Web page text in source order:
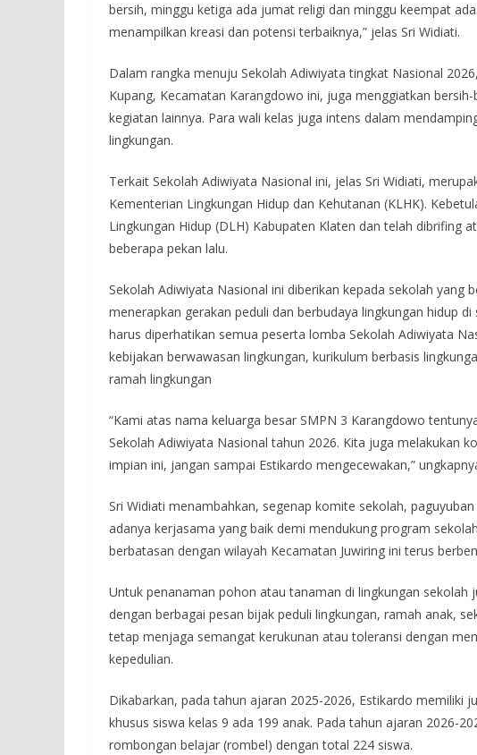
bersih, minggu ketiga ada jumat religi dan minggu keempat
menampilkan kreasi dan potensi terbaiknya,” jelas Sri Widiati.
Dalam rangka menuju Sekolah Adiwiyata tingkat Nasional
Kupang, Kecamatan Karangdowo ini, juga menggiatkan
kegiatan lainnya. Para wali kelas juga intens dalam
lingkungan.
Terkait Sekolah Adiwiyata Nasional ini, jelas Sri Widiati,
Kementerian Lingkungan Hidup dan Kehutanan (KLHK).
Lingkungan Hidup (DLH) Kabupaten Klaten dan telah dibrifing
beberapa pekan lalu.
Sekolah Adiwiyata Nasional ini diberikan kepada sekolah yang
menerapkan gerakan peduli dan berbudaya lingkungan hidup
harus diperhatikan semua peserta lomba Sekolah Adiwiyata
kebijakan berwawasan lingkungan, kurikulum berbasis
ramah lingkungan
“Kami atas nama keluarga besar SMPN 3 Karangdowo
Sekolah Adiwiyata Nasional tahun 2026. Kita juga melakukan
impian ini, jangan sampai Estikardo mengecewakan,”
Sri Widiati menambahkan, segenap komite sekolah,
adanya kerjasama yang baik demi mendukung program
berbatasan dengan wilayah Kecamatan Juwiring ini terus
Untuk penanaman pohon atau tanaman di lingkungan sekolah
dengan berbagai pesan bijak peduli lingkungan, ramah anak,
tetap menjaga semangat kerukunan atau toleransi dengan
kepedulian.
Dikabarkan, pada tahun ajaran 2025-2026, Estikardo memiliki
khusus siswa kelas 9 ada 199 anak. Pada tahun ajaran 2026-
rombongan belajar (rombel) dengan total 224 siswa.